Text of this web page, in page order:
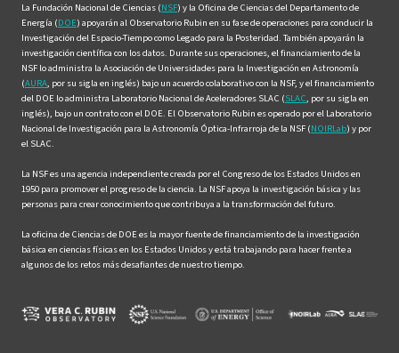
La Fundación Nacional de Ciencias (NSF) y la Oficina de Ciencias del Departamento de
Energía (DOE) apoyarán al Observatorio Rubin en su fase de operaciones para conducir la
Investigación del Espacio-Tiempo como Legado para la Posteridad. También apoyarán la
investigación científica con los datos. Durante sus operaciones, el financiamiento de la
NSF lo administra la Asociación de Universidades para la Investigación en Astronomía
(AURA, por su sigla en inglés) bajo un acuerdo colaborativo con la NSF, y el financiamiento
del DOE lo administra Laboratorio Nacional de Aceleradores SLAC (SLAC, por su sigla en
inglés), bajo un contrato con el DOE. El Observatorio Rubin es operado por el Laboratorio
Nacional de Investigación para la Astronomía Óptica-Infrarroja de la NSF (NOIRLab) y por
el SLAC.
La NSF es una agencia independiente creada por el Congreso de los Estados Unidos en
1950 para promover el progreso de la ciencia. La NSF apoya la investigación básica y las
personas para crear conocimiento que contribuya a la transformación del futuro.
La oficina de Ciencias de DOE es la mayor fuente de financiamiento de la investigación
básica en ciencias físicas en los Estados Unidos y está trabajando para hacer frente a
algunos de los retos más desafiantes de nuestro tiempo.